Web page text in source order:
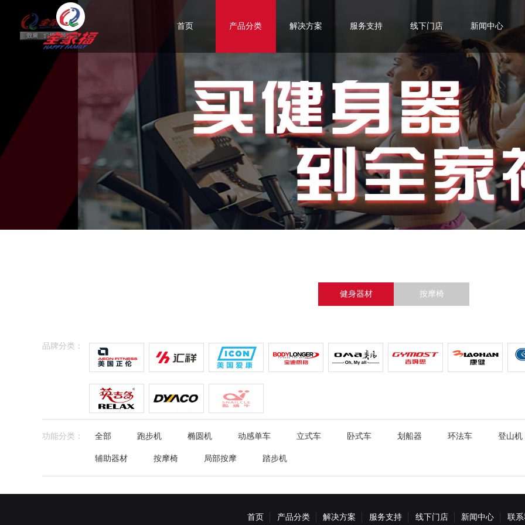
首页 产品分类 解决方案 服务支持 线下门店 新闻中心
健身器材 按摩椅
品牌分类：
功能分类： 全部 跑步机 椭圆机 动感单车 立式车 卧式车 划船器 环法车 登山机
辅助器材 按摩椅 局部按摩 踏步机
首页 产品分类 解决方案 服务支持 线下门店 新闻中心 联